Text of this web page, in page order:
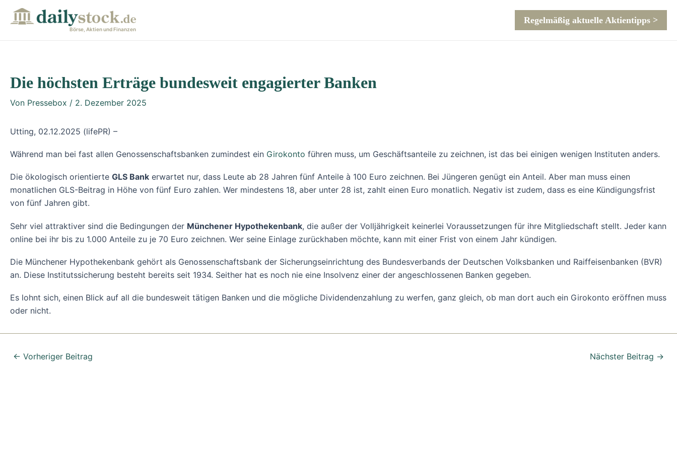
Inhalt
Börse, Aktien und Finanzen
Regelmäßig aktuelle Aktientipps >
Die höchsten Erträge bundesweit engagierter Banken
Von Pressebox / 2. Dezember 2025
Utting, 02.12.2025 (lifePR) –
Während man bei fast allen Genossenschaftsbanken zumindest ein Girokonto führen muss, um Geschäftsanteile zu zeichnen, ist das bei einigen wenigen Instituten anders.
Die ökologisch orientierte GLS Bank erwartet nur, dass Leute ab 28 Jahren fünf Anteile à 100 Euro zeichnen. Bei Jüngeren genügt ein Anteil. Aber man muss einen
monatlichen GLS-Beitrag in Höhe von fünf Euro zahlen. Wer mindestens 18, aber unter 28 ist, zahlt einen Euro monatlich. Negativ ist zudem, dass es eine Kündigungsfrist
von fünf Jahren gibt.
Sehr viel attraktiver sind die Bedingungen der Münchener Hypothekenbank, die außer der Volljährigkeit keinerlei Voraussetzungen für ihre Mitgliedschaft stellt. Jeder kann
online bei ihr bis zu 1.000 Anteile zu je 70 Euro zeichnen. Wer seine Einlage zurückhaben möchte, kann mit einer Frist von einem Jahr kündigen.
Die Münchener Hypothekenbank gehört als Genossenschaftsbank der Sicherungseinrichtung des Bundesverbands der Deutschen Volksbanken und Raiffeisenbanken (BVR)
an. Diese Institutssicherung besteht bereits seit 1934. Seither hat es noch nie eine Insolvenz einer der angeschlossenen Banken gegeben.
Es lohnt sich, einen Blick auf all die bundesweit tätigen Banken und die mögliche Dividendenzahlung zu werfen, ganz gleich, ob man dort auch ein Girokonto eröffnen muss
oder nicht.
navigation
← Vorheriger Beitrag Nächster Beitrag →